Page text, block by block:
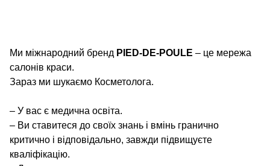
Ми міжнародний бренд PIED-DE-POULE – це мережа
салонів краси.
Зараз ми шукаємо Косметолога.
– У вас є медична освіта.
– Ви ставитеся до своїх знань і вмінь гранично
критично і відповідально, завжди підвищуєте
кваліфікацію.